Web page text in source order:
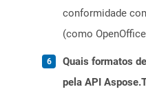
conformidade
(como
Quais formatos
pela API